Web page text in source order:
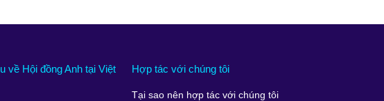
về Hội đồng Anh tại Việt
Hợp tác với chúng tôi
Tại sao nên hợp tác với chúng tôi